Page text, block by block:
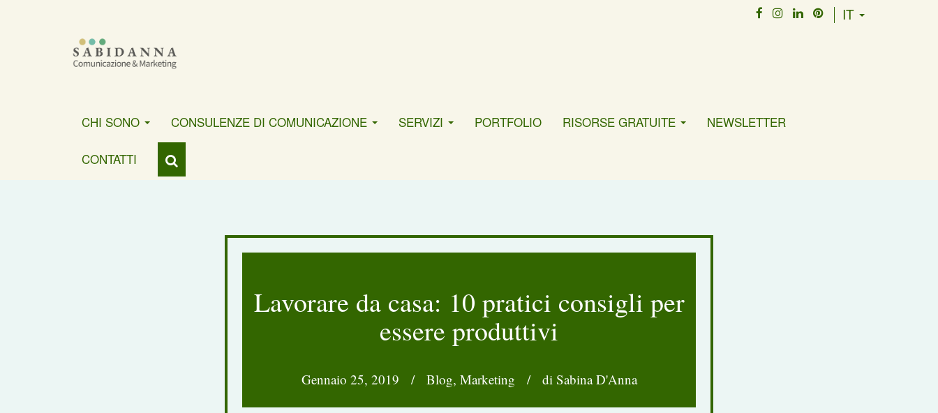
IT
CHI SONO CONSULENZE DI COMUNICAZIONE SERVIZI PORTFOLIO RISORSE GRATUITE NEWSLETTER
CONTATTI
Lavorare da casa: 10 pratici consigli per
essere produttivi
Gennaio 25, 2019 / Blog, Marketing / di Sabina D'Anna